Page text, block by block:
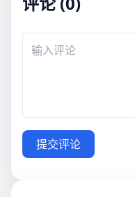
提交评论